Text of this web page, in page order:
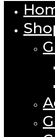
Close
Menu